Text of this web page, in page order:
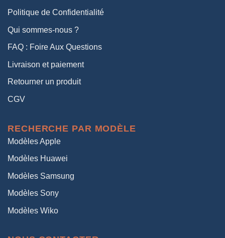
Politique de Confidentialité
Qui sommes-nous ?
FAQ : Foire Aux Questions
Livraison et paiement
Retourner un produit
CGV
RECHERCHE PAR MODÈLE
Modèles Apple
Modèles Huawei
Modèles Samsung
Modèles Sony
Modèles Wiko